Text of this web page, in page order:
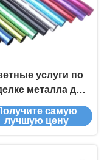
услуги по
металла для
точных
компонентов /
самую
лучшую цену